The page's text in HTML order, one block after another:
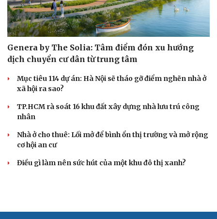
Genera by The Solia: Tâm điểm đón xu hướng
dịch chuyển cư dân từ trung tâm
Mục tiêu 114 dự án: Hà Nội sẽ tháo gỡ điểm nghẽn nhà ở
xã hội ra sao?
TP.HCM rà soát 16 khu đất xây dựng nhà lưu trú công
nhân
Nhà ở cho thuê: Lối mở để bình ổn thị trường và mở rộng
cơ hội an cư
Điều gì làm nên sức hút của một khu đô thị xanh?